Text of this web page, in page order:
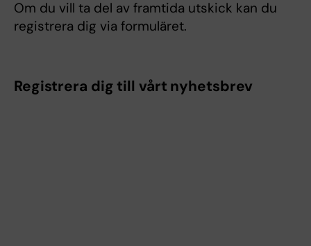
Om du vill ta del av framtida utskick kan du
registrera dig via formuläret.
Registrera dig till vårt nyhetsbrev